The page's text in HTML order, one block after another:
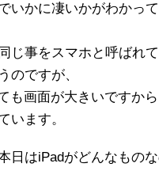
いかに凄いかがわかっ
じ事をスマホと呼ばれ
のですが、
も画面が大きいですか
います。
日はiPadがどんなもの